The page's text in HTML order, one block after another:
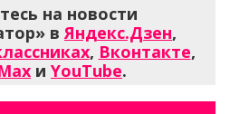
на новости
вЯндекс.Дзен,
, Вконтакте,
и YouTube.